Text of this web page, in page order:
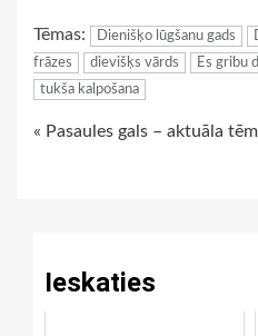
Tēmas: Dienišķo lūgšanu gads
frāzes
dievišķs vārds Es gribu
tukša kalpošana
Continue
« Pasaules gals – aktuāla
Ieskaties